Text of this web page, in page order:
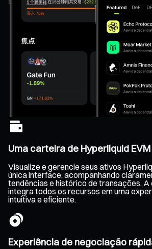
Uma carteira de Hyperliquid
Visualize e gerencie seus ativos
única interface, acompanhando
tendências e histórico de transações. A
integra todos os recursos em uma
intuitiva e eficiente.
Experiência de negociação